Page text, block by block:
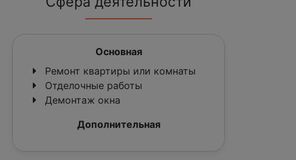
Основная
Ремонт квартиры или комнаты
Отделочные работы
Демонтаж окна
Дополнительная